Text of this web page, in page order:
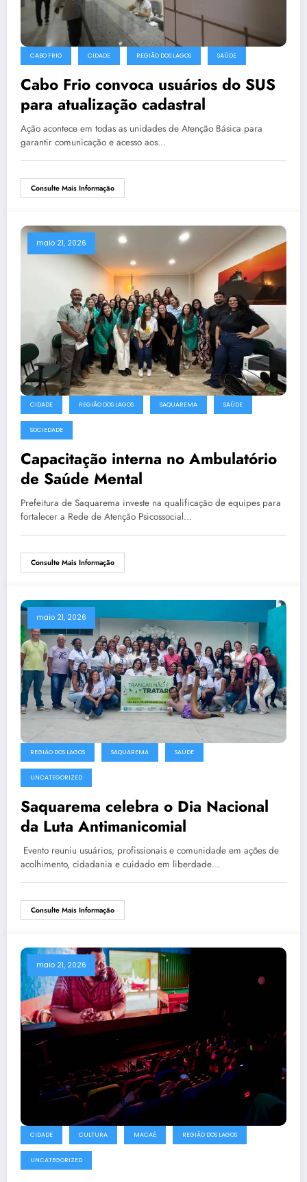
CABO FRIO CIDADE REGIÃO DOS LAGOS SAÚDE
Cabo Frio convoca usuários do SUS
para atualização cadastral
Ação acontece em todas as unidades de Atenção Básica para
garantir comunicação e acesso aos…
Consulte Mais Informação
maio 21, 2026
CIDADE REGIÃO DOS LAGOS SAQUAREMA SAÚDE
SOCIEDADE
Capacitação interna no Ambulatório
de Saúde Mental
Prefeitura de Saquarema investe na qualificação de equipes para
fortalecer a Rede de Atenção Psicossocial…
Consulte Mais Informação
maio 21, 2026
REGIÃO DOS LAGOS SAQUAREMA SAÚDE
UNCATEGORIZED
Saquarema celebra o Dia Nacional
da Luta Antimanicomial
Evento reuniu usuários, profissionais e comunidade em ações de
acolhimento, cidadania e cuidado em liberdade…
Consulte Mais Informação
maio 21, 2026
CIDADE CULTURA MACAÉ REGIÃO DOS LAGOS
UNCATEGORIZED